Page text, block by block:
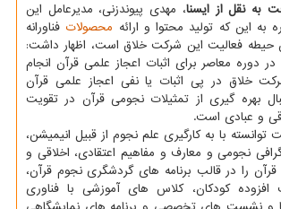
به نقل از ایسنا، مهدی پیوندزنی، مدیرعامل این
به این که تولید محتوا و ارائه محصولات فناورانه
حیطه فعالیت این شرکت خلاق است، اظهار داشت:
دوره معاصر برای اثبات اعجاز علمی قرآن انجام
خلاق در پی اثبات یا نفی اعجاز علمی قرآن
بهره گیری از تمثیلات نجومی قرآن در تقویت
و عبادی است.
با به کارگیری علم نجوم از قبیل انیمیشن،
نجومی و معارف و مفاهیم اعتقادی، اخلاقی و
را در قالب برنامه های گردشگری نجوم قرآن،
کودکان، کلاس های آموزشی با فناوری